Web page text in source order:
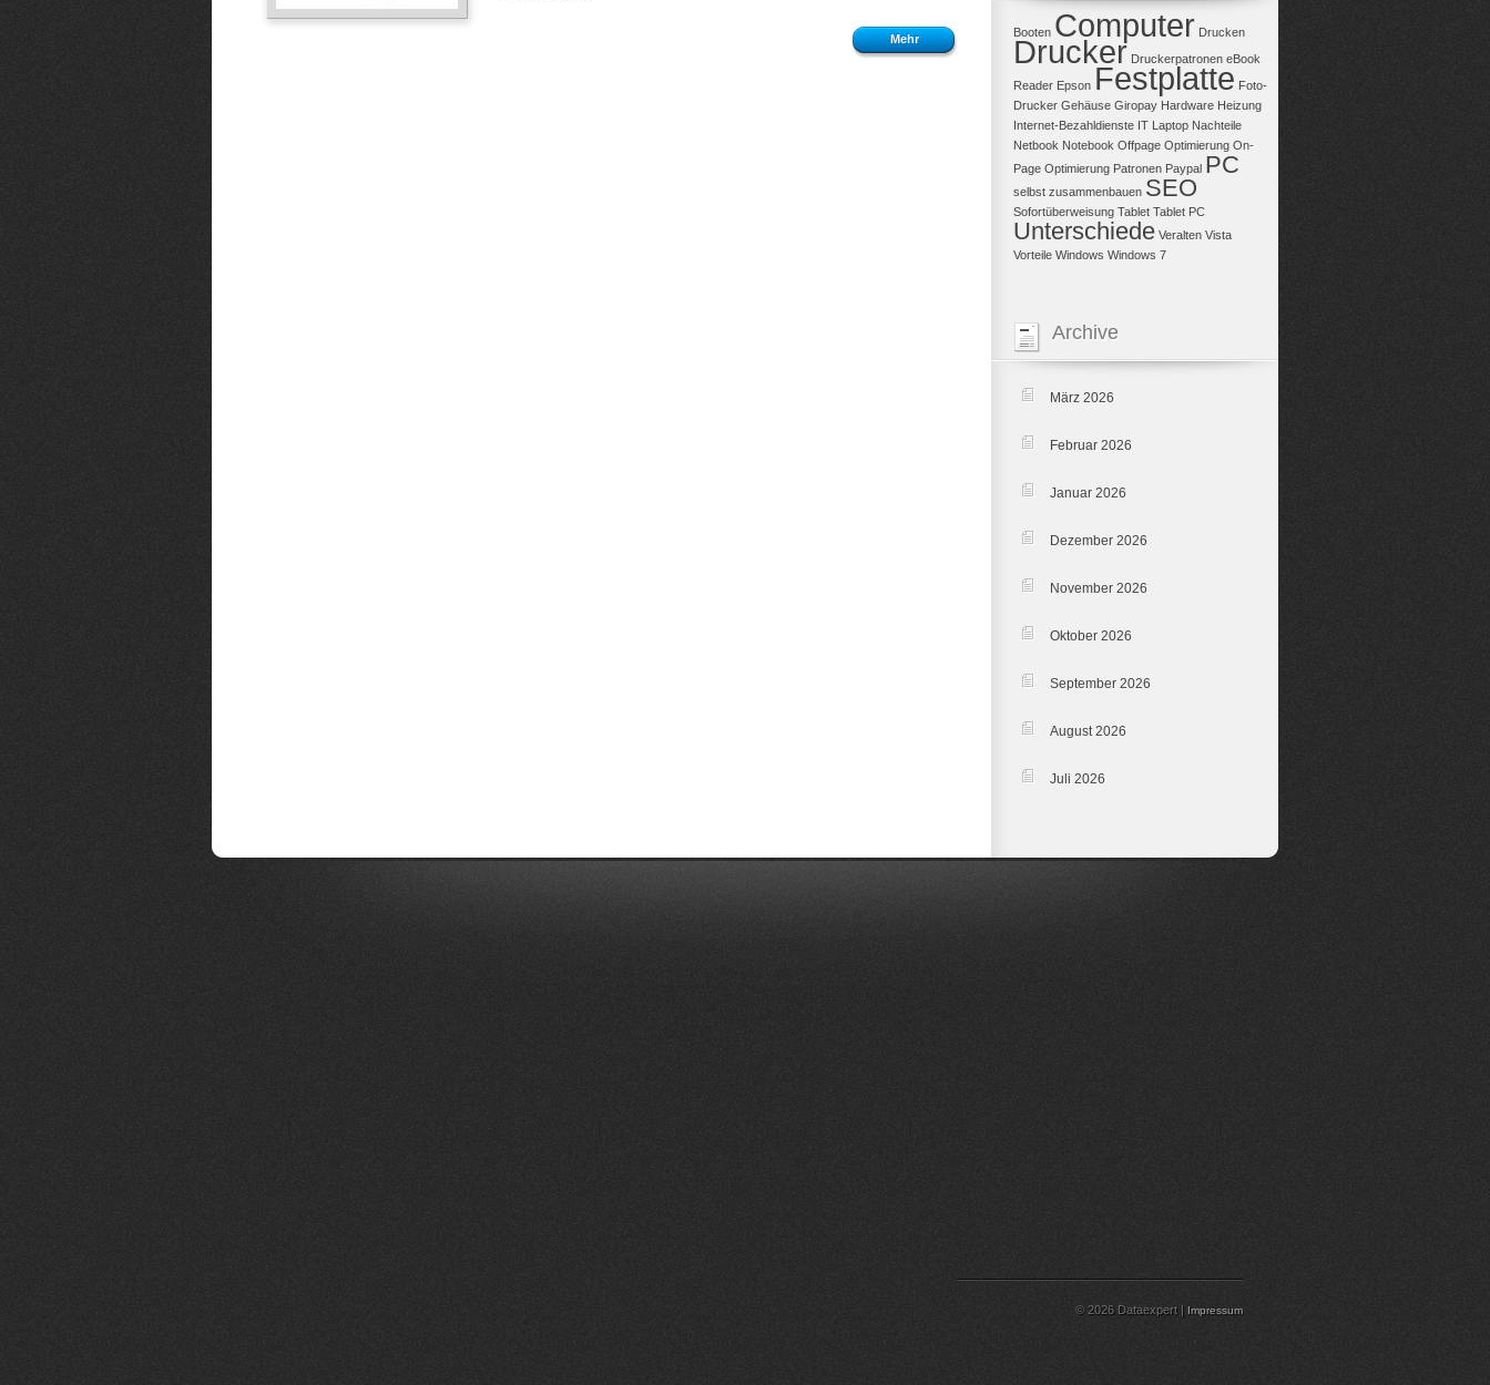
Mehr Booten Computer Drucken
Drucker Druckerpatronen eBook
Reader Epson Festplatte Foto-
Drucker Gehäuse Giropay Hardware Heizung
Internet-Bezahldienste IT Laptop Nachteile
Netbook Notebook Offpage Optimierung On-
Page Optimierung Patronen Paypal PC
selbst zusammenbauen SEO
Sofortüberweisung Tablet Tablet PC
Unterschiede Veralten Vista
Vorteile Windows Windows 7
Archive
März 2026
Februar 2026
Januar 2026
Dezember 2026
November 2026
Oktober 2026
September 2026
August 2026
Juli 2026
© 2026 Dataexpert | Impressum